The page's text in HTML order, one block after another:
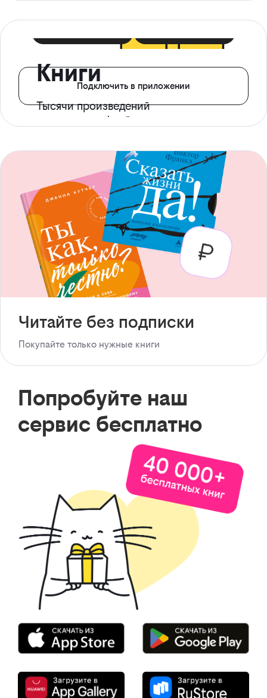
Книги
Тысячи произведений
с доступом офлайн
Подключить в приложении
Читайте без подписки
Покупайте только нужные книги
Попробуйте наш
сервис бесплатно